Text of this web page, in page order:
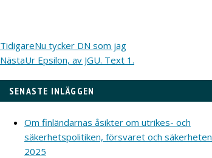
TidigareNu tycker DN som jag
NästaUr Epsilon, av JGU. Text 1.
SENASTE INLÄGGEN
Om finländarnas åsikter om utrikes- och
säkerhetspolitiken, försvaret och säkerheten
2025